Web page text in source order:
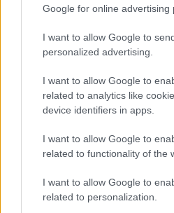
Google for online advertising
I want to allow Google to
personalized advertising.
I want to allow Google to
related to analytics like
device identifiers in apps.
I want to allow Google to
related to functionality of the
I want to allow Google to
related to personalization.
Mutatjuk, miket kértek az